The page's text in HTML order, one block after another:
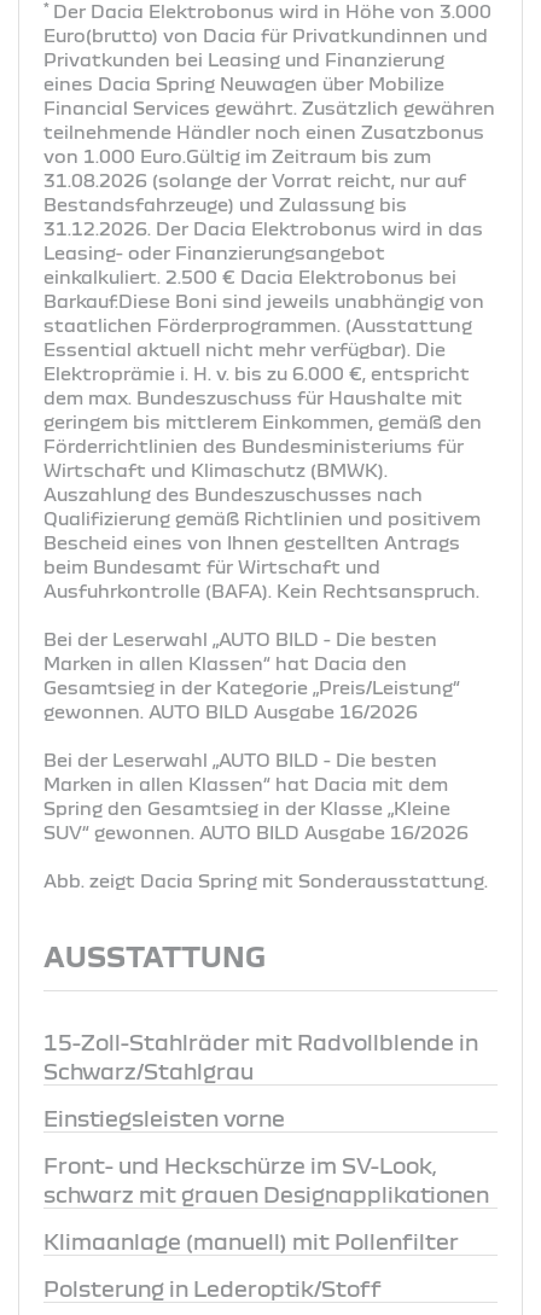
* Der Dacia Elektrobonus wird in Höhe von 3.000
Euro(brutto) von Dacia für Privatkundinnen und
Privatkunden bei Leasing und Finanzierung
eines Dacia Spring Neuwagen über Mobilize
Financial Services gewährt. Zusätzlich gewähren
teilnehmende Händler noch einen Zusatzbonus
von 1.000 Euro.Gültig im Zeitraum bis zum
31.08.2026 (solange der Vorrat reicht, nur auf
Bestandsfahrzeuge) und Zulassung bis
31.12.2026. Der Dacia Elektrobonus wird in das
Leasing- oder Finanzierungsangebot
einkalkuliert. 2.500 € Dacia Elektrobonus bei
Barkauf.Diese Boni sind jeweils unabhängig von
staatlichen Förderprogrammen. (Ausstattung
Essential aktuell nicht mehr verfügbar). Die
Elektroprämie i. H. v. bis zu 6.000 €, entspricht
dem max. Bundeszuschuss für Haushalte mit
geringem bis mittlerem Einkommen, gemäß den
Förderrichtlinien des Bundesministeriums für
Wirtschaft und Klimaschutz (BMWK).
Auszahlung des Bundeszuschusses nach
Qualifizierung gemäß Richtlinien und positivem
Bescheid eines von Ihnen gestellten Antrags
beim Bundesamt für Wirtschaft und
Ausfuhrkontrolle (BAFA). Kein Rechtsanspruch.
Bei der Leserwahl „AUTO BILD - Die besten
Marken in allen Klassen“ hat Dacia den
Gesamtsieg in der Kategorie „Preis/Leistung“
gewonnen. AUTO BILD Ausgabe 16/2026
Bei der Leserwahl „AUTO BILD - Die besten
Marken in allen Klassen“ hat Dacia mit dem
Spring den Gesamtsieg in der Klasse „Kleine
SUV“ gewonnen. AUTO BILD Ausgabe 16/2026
Abb. zeigt Dacia Spring mit Sonderausstattung.
AUSSTATTUNG
15-Zoll-Stahlräder mit Radvollblende in
Schwarz/Stahlgrau
Einstiegsleisten vorne
Front- und Heckschürze im SV-Look,
schwarz mit grauen Designapplikationen
Klimaanlage (manuell) mit Pollenfilter
Polsterung in Lederoptik/Stoff